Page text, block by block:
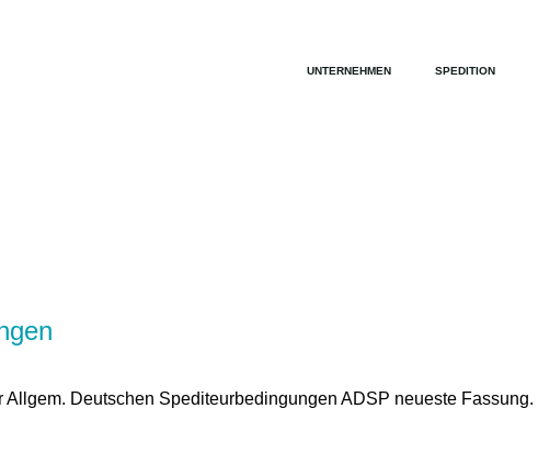
UNTERNEHMEN SPEDITION
Deutschen Spediteurbedingungen ADSP neueste Fassung.